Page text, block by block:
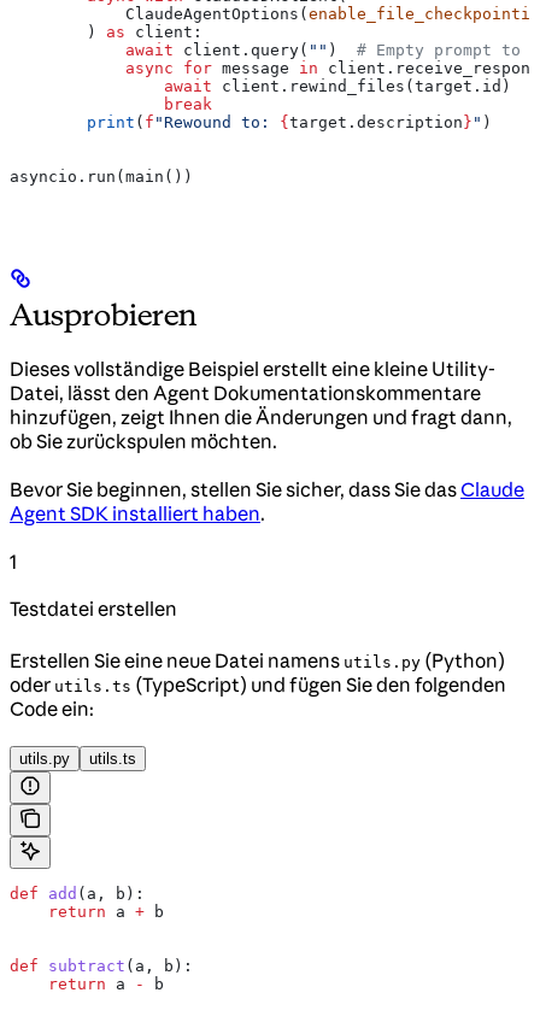
            ClaudeAgentOptions(
        )
as client:
            await
client.query( "" ) # Empty prompt to
            async
for message in
                await
client.rewind_files(target.id)
                break
        print
( f "Rewound to: {target.description} " )
asyncio.run(main())
Ausprobieren
Dieses vollständige Beispiel erstellt eine kleine Utility-
Datei, lässt den Agent Dokumentationskommentare
hinzufügen, zeigt Ihnen die Änderungen und fragt dann,
ob Sie zurückspulen möchten.
Bevor Sie beginnen, stellen Sie sicher, dass Sie dasClaude
Agent SDK installiert haben.
1
Testdatei erstellen
Erstellen Sie eine neue Datei namens utils.py (Python)
oder utils.ts (TypeScript) und fügen Sie den folgenden
Code ein:
utils.py utils.ts
def add ( a , b ):
    return
a + b
def subtract ( a , b ):
    return
a - b